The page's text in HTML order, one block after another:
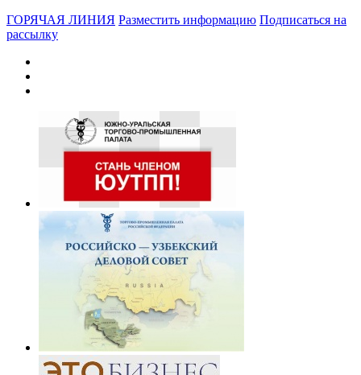
ГОРЯЧАЯ ЛИНИЯ Разместить информацию Подписаться на
рассылку